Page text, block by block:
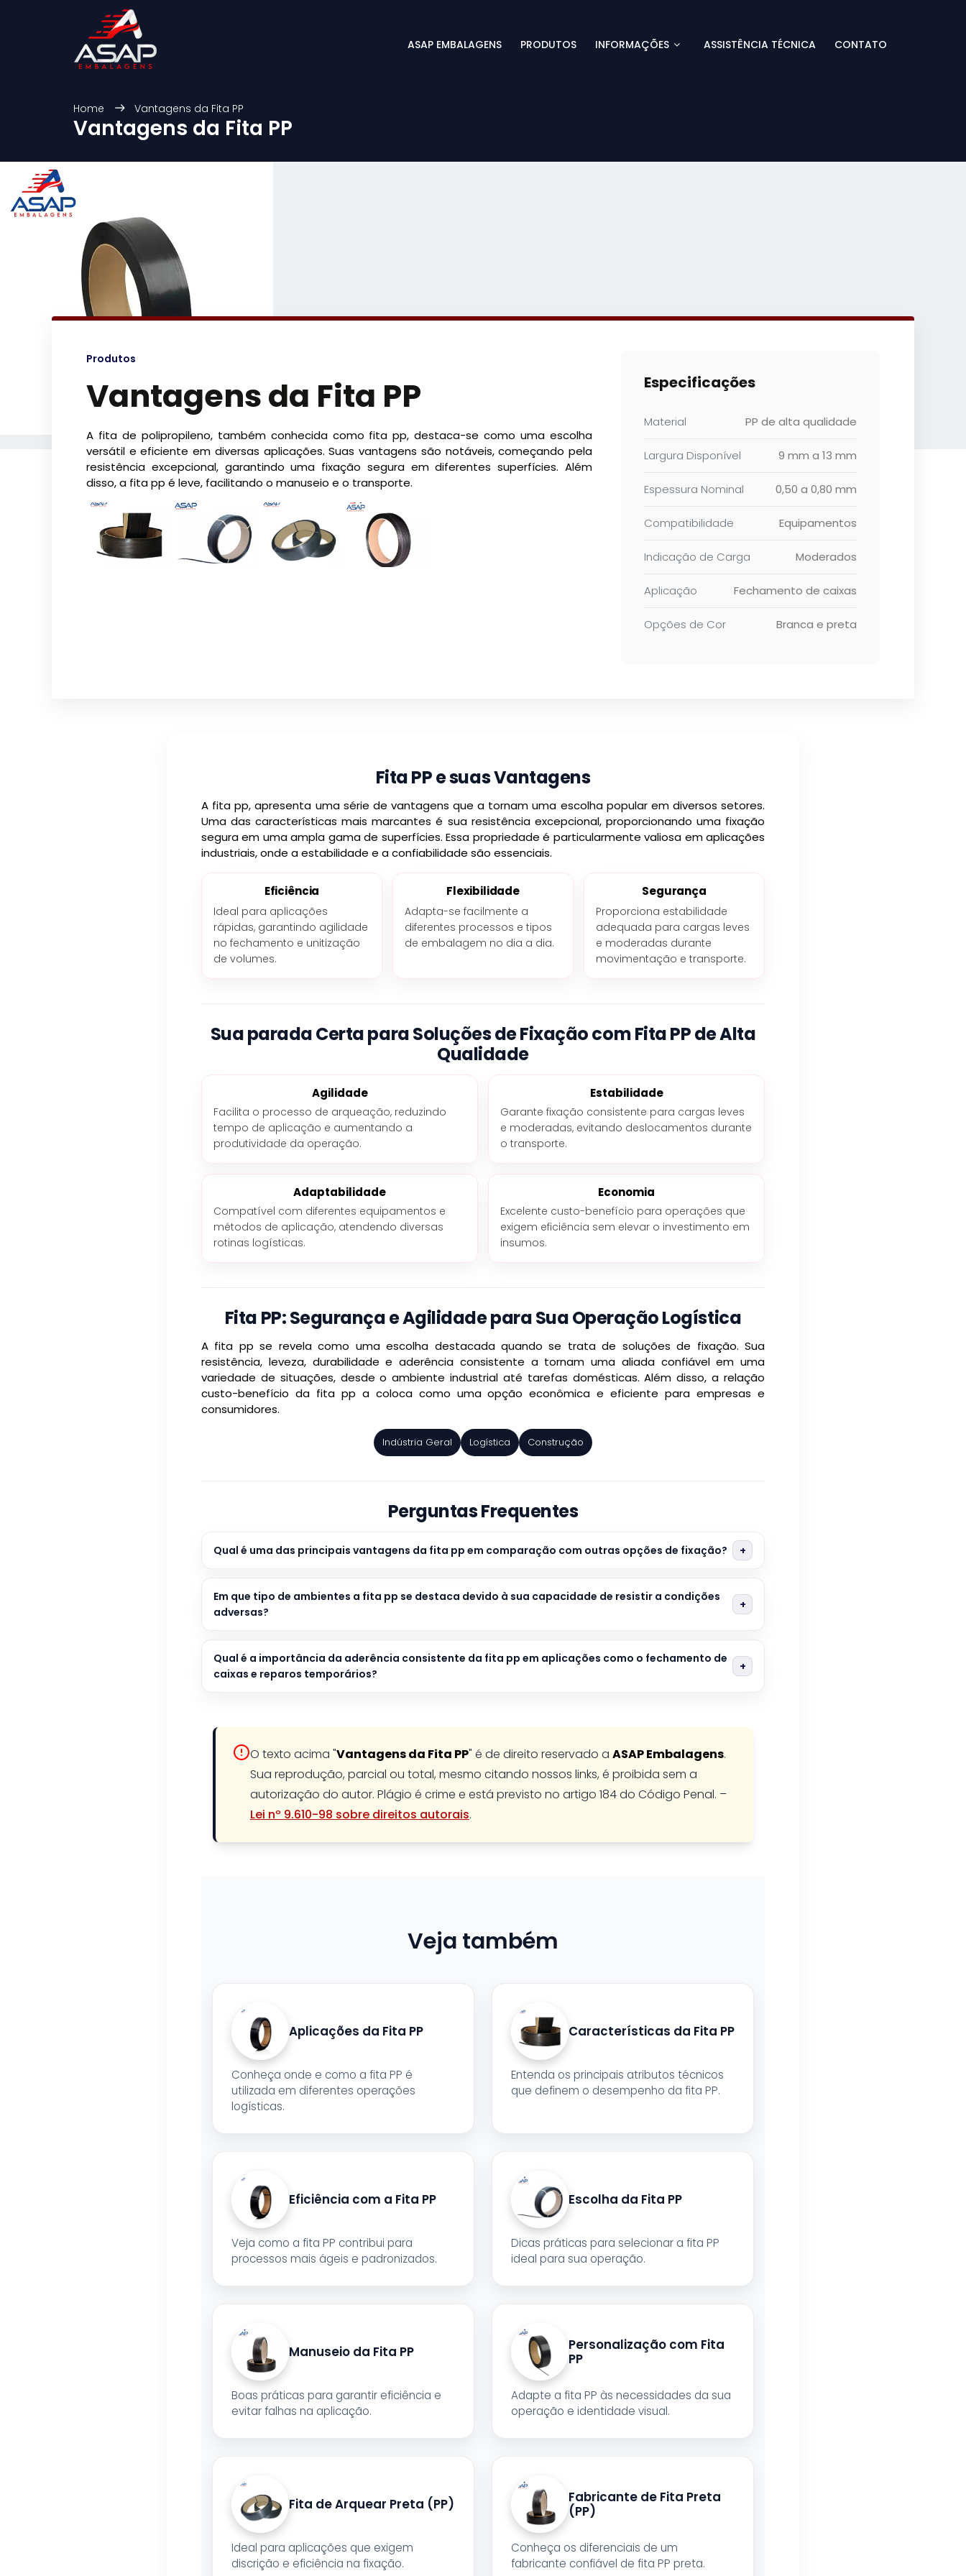
ASAP EMBALAGENS PRODUTOS INFORMAÇÕES ASSISTÊNCIA TÉCNICA CONTATO
Home Vantagens da Fita PP
Vantagens da Fita PP
Produtos
Vantagens da Fita PP
A fita de polipropileno, também conhecida como fita pp, destaca-se como uma escolha
versátil e eficiente em diversas aplicações. Suas vantagens são notáveis, começando pela
resistência excepcional, garantindo uma fixação segura em diferentes superfícies. Além
disso, a fita pp é leve, facilitando o manuseio e o transporte.
Especificações
Material PP de alta qualidade
Largura Disponível 9 mm a 13 mm
Espessura Nominal 0,50 a 0,80 mm
Compatibilidade Equipamentos
Indicação de Carga Moderados
Aplicação Fechamento de caixas
Opções de Cor Branca e preta
Fita PP e suas Vantagens
A fita pp, apresenta uma série de vantagens que a tornam uma escolha popular em diversos setores.
Uma das características mais marcantes é sua resistência excepcional, proporcionando uma fixação
segura em uma ampla gama de superfícies. Essa propriedade é particularmente valiosa em aplicações
industriais, onde a estabilidade e a confiabilidade são essenciais.
Eficiência
Ideal para aplicações
rápidas, garantindo agilidade
no fechamento e unitização
de volumes.
Flexibilidade
Adapta-se facilmente a
diferentes processos e tipos
de embalagem no dia a dia.
Segurança
Proporciona estabilidade
adequada para cargas leves
e moderadas durante
movimentação e transporte.
Sua parada Certa para Soluções de Fixação com Fita PP de Alta
Qualidade
Agilidade
Facilita o processo de arqueação, reduzindo
tempo de aplicação e aumentando a
produtividade da operação.
Estabilidade
Garante fixação consistente para cargas leves
e moderadas, evitando deslocamentos durante
o transporte.
Adaptabilidade
Compatível com diferentes equipamentos e
métodos de aplicação, atendendo diversas
rotinas logísticas.
Economia
Excelente custo-benefício para operações que
exigem eficiência sem elevar o investimento em
insumos.
Fita PP: Segurança e Agilidade para Sua Operação Logística
A fita pp se revela como uma escolha destacada quando se trata de soluções de fixação. Sua
resistência, leveza, durabilidade e aderência consistente a tornam uma aliada confiável em uma
variedade de situações, desde o ambiente industrial até tarefas domésticas. Além disso, a relação
custo-benefício da fita pp a coloca como uma opção econômica e eficiente para empresas e
consumidores.
Indústria Geral Logística Construção
Perguntas Frequentes
Qual é uma das principais vantagens da fita pp em comparação com outras opções de fixação?
Em que tipo de ambientes a fita pp se destaca devido à sua capacidade de resistir a condições
adversas?
Qual é a importância da aderência consistente da fita pp em aplicações como o fechamento de
caixas e reparos temporários?
O texto acima "Vantagens da Fita PP" é de direito reservado a ASAP Embalagens.
Sua reprodução, parcial ou total, mesmo citando nossos links, é proibida sem a
autorização do autor. Plágio é crime e está previsto no artigo 184 do Código Penal. –
Lei nº 9.610-98 sobre direitos autorais.
Veja também
Aplicações da Fita PP
Conheça onde e como a fita PP é
utilizada em diferentes operações
logísticas.
Características da Fita PP
Entenda os principais atributos técnicos
que definem o desempenho da fita PP.
Eficiência com a Fita PP
Veja como a fita PP contribui para
processos mais ágeis e padronizados.
Escolha da Fita PP
Dicas práticas para selecionar a fita PP
ideal para sua operação.
Manuseio da Fita PP
Boas práticas para garantir eficiência e
evitar falhas na aplicação.
Personalização com Fita
PP
Adapte a fita PP às necessidades da sua
operação e identidade visual.
Fita de Arquear Preta (PP)
Ideal para aplicações que exigem
discrição e eficiência na fixação.
Fabricante de Fita Preta
(PP)
Conheça os diferenciais de um
fabricante confiável de fita PP preta.
👋Olá! Bem-vindo!
outros
Nome *